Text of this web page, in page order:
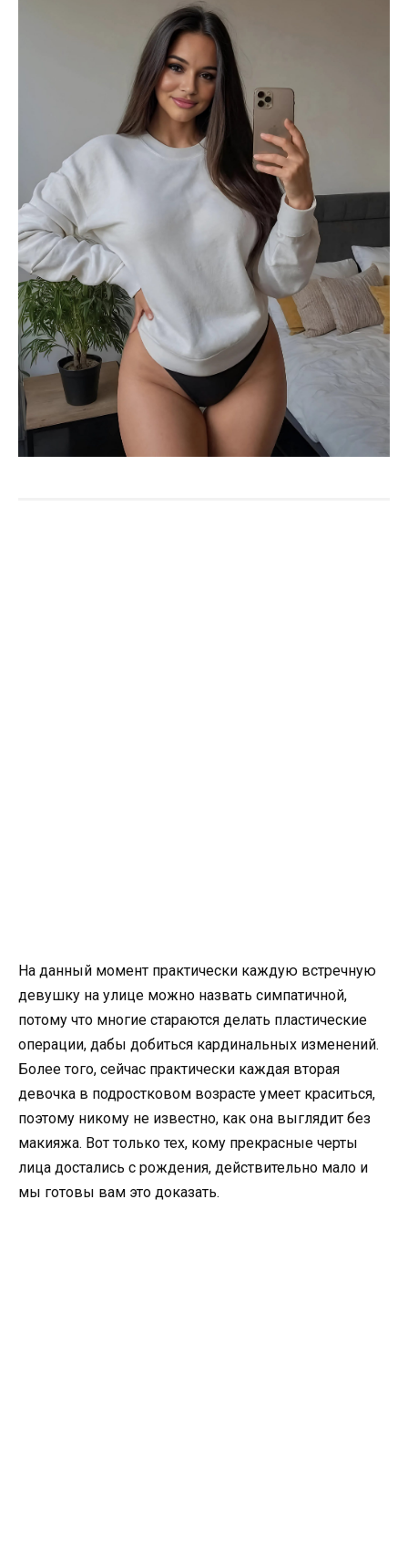
На данный момент практически каждую встречную
девушку на улице можно назвать симпатичной,
потому что многие стараются делать пластические
операции, дабы добиться кардинальных изменений.
Более того, сейчас практически каждая вторая
девочка в подростковом возрасте умеет краситься,
поэтому никому не известно, как она выглядит без
макияжа. Вот только тех, кому прекрасные черты
лица достались с рождения, действительно мало и
мы готовы вам это доказать.